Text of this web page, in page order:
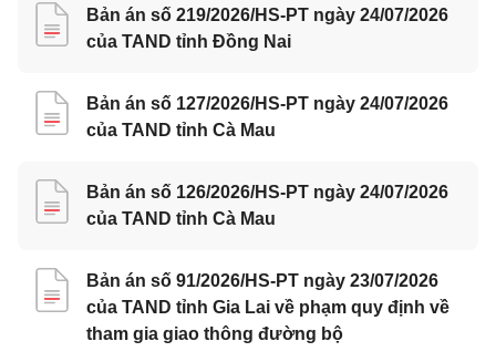
Bản án số 219/2026/HS-PT ngày 24/07/2026
của TAND tỉnh Đồng Nai
Bản án số 127/2026/HS-PT ngày 24/07/2026
của TAND tỉnh Cà Mau
Bản án số 126/2026/HS-PT ngày 24/07/2026
của TAND tỉnh Cà Mau
Bản án số 91/2026/HS-PT ngày 23/07/2026
của TAND tỉnh Gia Lai về phạm quy định về
tham gia giao thông đường bộ